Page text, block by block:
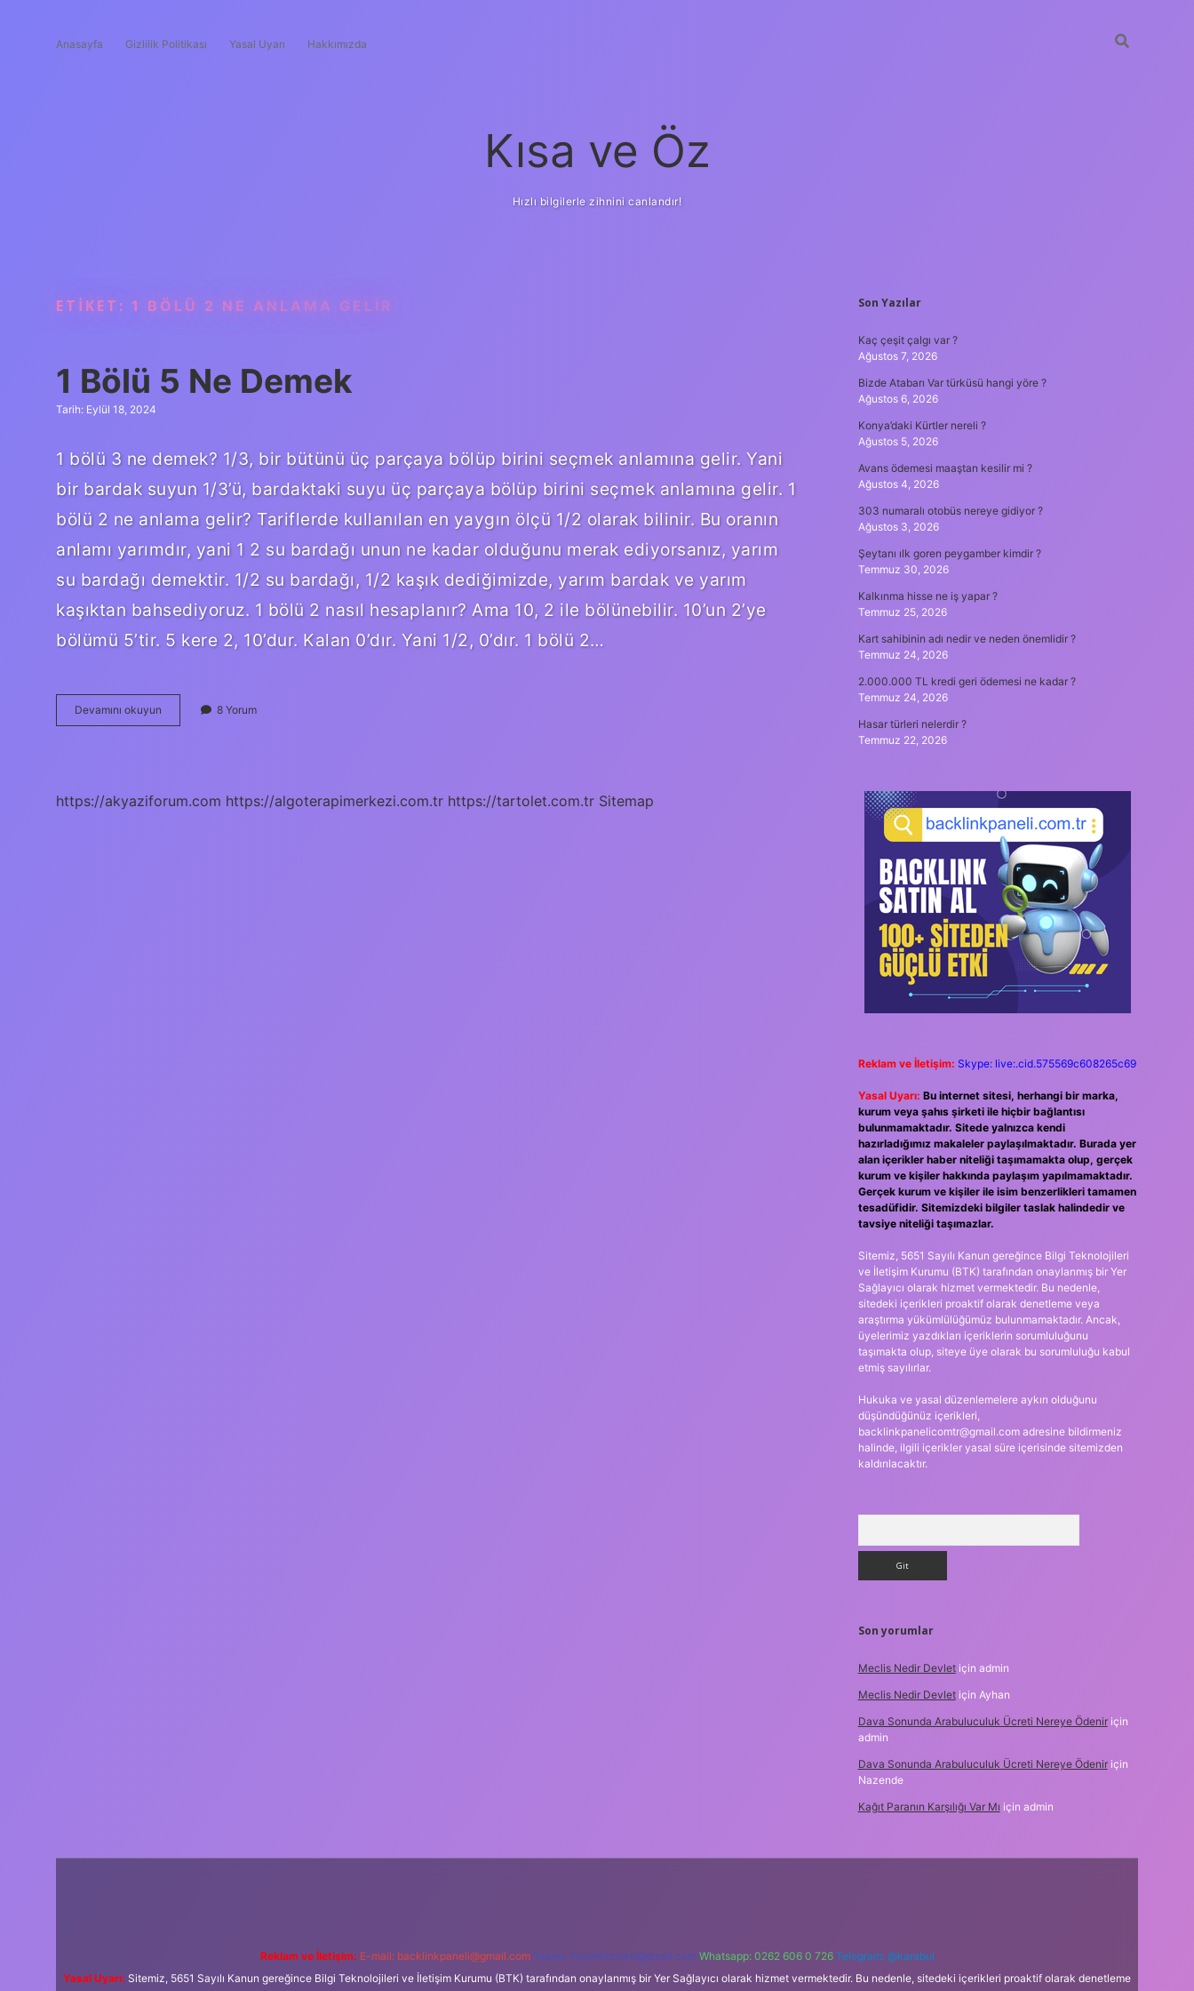
Anasayfa Gizlilik Politikası Yasal Uyarı Hakkımızda
Kısa ve Öz
Hızlı bilgilerle zihnini canlandır!
ETIKET: 1 BÖLÜ 2 NE ANLAMA GELIR
1 Bölü 5 Ne Demek
Tarih: Eylül 18, 2024
1 bölü 3 ne demek? 1/3, bir bütünü üç parçaya bölüp birini seçmek anlamına gelir. Yani
bir bardak suyun 1/3’ü, bardaktaki suyu üç parçaya bölüp birini seçmek anlamına gelir. 1
bölü 2 ne anlama gelir? Tariflerde kullanılan en yaygın ölçü 1/2 olarak bilinir. Bu oranın
anlamı yarımdır, yani 1 2 su bardağı unun ne kadar olduğunu merak ediyorsanız, yarım
su bardağı demektir. 1/2 su bardağı, 1/2 kaşık dediğimizde, yarım bardak ve yarım
kaşıktan bahsediyoruz. 1 bölü 2 nasıl hesaplanır? Ama 10, 2 ile bölünebilir. 10’un 2’ye
bölümü 5’tir. 5 kere 2, 10’dur. Kalan 0’dır. Yani 1/2, 0’dır. 1 bölü 2…
Devamını okuyun
Bölü
8 Yorum
https://akyaziforum.com https://algoterapimerkezi.com.tr https://tartolet.com.tr Sitemap
SIDEBAR
Son Yazılar
Kaç çeşit çalgı var ?
Ağustos 7, 2026
Bizde Atabarı Var türküsü hangi yöre ?
Ağustos 6, 2026
Konya’daki Kürtler nereli ?
Ağustos 5, 2026
Avans ödemesi maaştan kesilir mi ?
Ağustos 4, 2026
303 numaralı otobüs nereye gidiyor ?
Ağustos 3, 2026
Şeytanı ılk goren peygamber kimdir ?
Temmuz 30, 2026
Kalkınma hisse ne iş yapar ?
Temmuz 25, 2026
Kart sahibinin adı nedir ve neden önemlidir ?
Temmuz 24, 2026
2.000.000 TL kredi geri ödemesi ne kadar ?
Temmuz 24, 2026
Hasar türleri nelerdir ?
Temmuz 22, 2026
Reklam ve İletişim: Skype: live:.cid.575569c608265c69
Yasal Uyarı: Bu internet sitesi, herhangi bir marka,
kurum veya şahıs şirketi ile hiçbir bağlantısı
bulunmamaktadır. Sitede yalnızca kendi
hazırladığımız makaleler paylaşılmaktadır. Burada yer
alan içerikler haber niteliği taşımamakta olup, gerçek
kurum ve kişiler hakkında paylaşım yapılmamaktadır.
Gerçek kurum ve kişiler ile isim benzerlikleri tamamen
tesadüfidir. Sitemizdeki bilgiler taslak halindedir ve
tavsiye niteliği taşımazlar.
Sitemiz, 5651 Sayılı Kanun gereğince Bilgi Teknolojileri
ve İletişim Kurumu (BTK) tarafından onaylanmış bir Yer
Sağlayıcı olarak hizmet vermektedir. Bu nedenle,
sitedeki içerikleri proaktif olarak denetleme veya
araştırma yükümlülüğümüz bulunmamaktadır. Ancak,
üyelerimiz yazdıkları içeriklerin sorumluluğunu
taşımakta olup, siteye üye olarak bu sorumluluğu kabul
etmiş sayılırlar.
Hukuka ve yasal düzenlemelere aykırı olduğunu
düşündüğünüz içerikleri,
backlinkpanelicomtr@gmail.comadresine bildirmeniz
halinde, ilgili içerikler yasal süre içerisinde sitemizden
kaldırılacaktır.
Son yorumlar
Meclis Nedir Devletiçin admin
Meclis Nedir Devletiçin Ayhan
Dava Sonunda Arabuluculuk Ücreti Nereye Ödeniriçin
admin
Dava Sonunda Arabuluculuk Ücreti Nereye Ödeniriçin
Nazende
Kağıt Paranın Karşılığı Var Mı için admin
Reklam ve İletişim: E-mail: backlinkpaneli@gmail.com Teams: forumhizmeti@gmail.com Whatsapp: 0262 606 0 726 Telegram: @karabul
Yasal Uyarı: Sitemiz, 5651 Sayılı Kanun gereğince Bilgi Teknolojileri ve İletişim Kurumu (BTK) tarafından onaylanmış bir Yer Sağlayıcı olarak hizmet vermektedir. Bu nedenle, sitedeki içerikleri proaktif olarak denetleme